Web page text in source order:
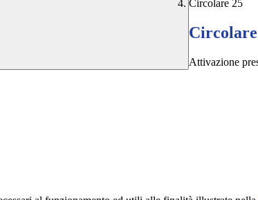
Circolare 25
Attivazione